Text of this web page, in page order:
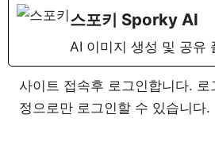
스포키 Sporky AI
AI 이미지 생성 및 공유
사이트 접속후 로그인합니다. 로
정으로만 로그인할 수 있습니다.